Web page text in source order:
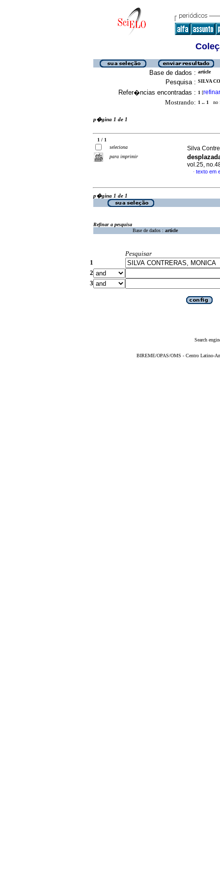
Base de dados : article
Pesquisa : SILVA
Refer�ncias encontradas : 1 [refinar
Mostrando: 1 .. 1 no
p�gina 1 de 1
1 / 1
seleciona
para imprimir
Silva
vol.25,
· texto em
p�gina 1 de 1
Refinar a pesquisa
Base de dados : article
Pesquisar
1
2
3
Search
BIREME/OPAS/OMS - Centro Latino-